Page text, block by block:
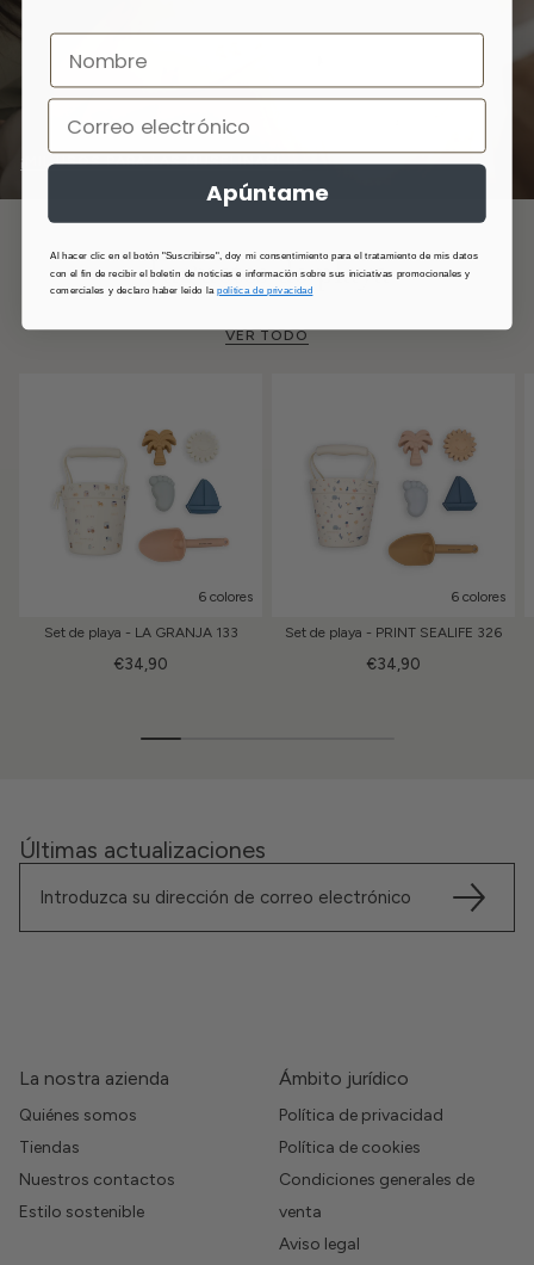
¡MIL USOS PARA LAS MUSELINAS! →
Juguetes de playa
VER TODO
6 colores
Set de playa - LA GRANJA 133
€34,90
6 colores
Set de playa - PRINT SEALIFE 326
€34,90
Últimas actualizaciones
La nostra azienda
Quiénes somos
Tiendas
Nuestros contactos
Estilo sostenible
Ámbito jurídico
Política de privacidad
Política de cookies
Condiciones generales de
venta
Aviso legal
Apúntame
Al hacer clic en el botón "Suscribirse", doy mi consentimiento para el tratamiento de mis datos
con el fin de recibir el boletín de noticias e información sobre sus iniciativas promocionales y
comerciales y declaro haber leído la política de privacidad